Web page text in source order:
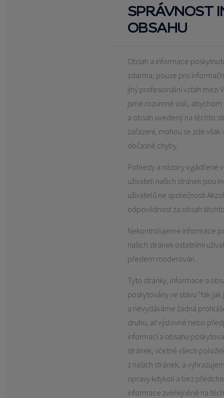
SPRÁVNOST
OBSAHU
Obsah a informace
zdarma, pouze pro
jiný profesionální vztah mezi
jsme rozumné úsilí,
a obsah uvedený na těchto
zařazení, mohou se zde
občasné chyby.
Pohledy a názory vyjádřené
uživateli našich stránek jsou
uživatelů ne společnosti
odpovědnost za obsah
Nekontrolujeme informace
našich stránek ostatními
předem moderován.
Tyto stránky, informace a
poskytovány ve stavu "tak
a nevydáváme žádná
druhu, ať výslovné nebo
informací a obsahu
stránek, včetně všech
z našich stránek, a
opravy kdykoli a bez
informace zveřejněné na